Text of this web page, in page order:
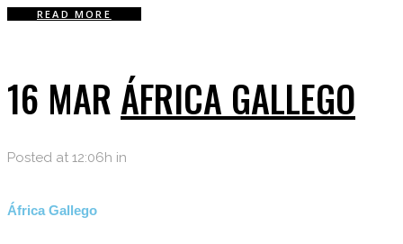
READ MORE
16 MARÁFRICA GALLEGO
Posted at 12:06h in
África Gallego